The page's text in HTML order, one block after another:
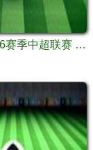
5月6日25-26赛季中超联赛 北京国安VS大连英博海发